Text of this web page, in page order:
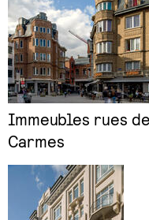
Immeubles rues
Carmes